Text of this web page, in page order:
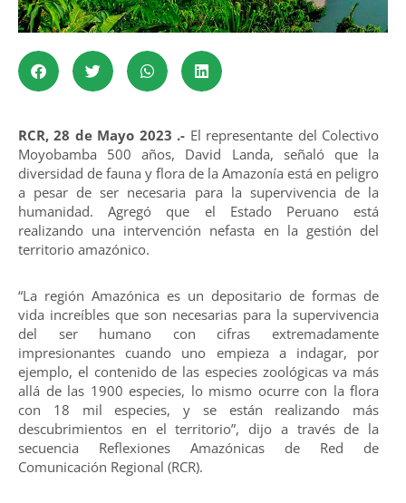
RCR, 28 de Mayo 2023 .- El representante del Colectivo
Moyobamba 500 años, David Landa, señaló que la
diversidad de fauna y flora de la Amazonía está en peligro
a pesar de ser necesaria para la supervivencia de la
humanidad. Agregó que el Estado Peruano está
realizando una intervención nefasta en la gestión del
territorio amazónico.
“La región Amazónica es un depositario de formas de
vida increíbles que son necesarias para la supervivencia
del ser humano con cifras extremadamente
impresionantes cuando uno empieza a indagar, por
ejemplo, el contenido de las especies zoológicas va más
allá de las 1900 especies, lo mismo ocurre con la flora
con 18 mil especies, y se están realizando más
descubrimientos en el territorio”, dijo a través de la
secuencia Reflexiones Amazónicas de Red de
Comunicación Regional (RCR).